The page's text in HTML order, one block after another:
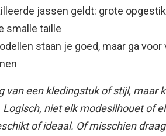
jassen geldt: grote
smalle taille
staan je goed, maar ga
van een kledingstuk of stijl, maar
niet elk modesilhouet of
of ideaal. Of misschien